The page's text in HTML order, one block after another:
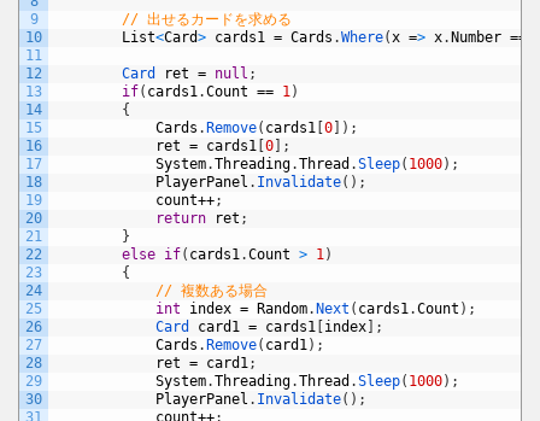
9
10
11
12
13
14
15
16
17
18
19
20
21
22
23
24
25
26
27
28
29
30
// 出せるカードを求める
List<Card> cards1 = Cards .Where(x => x. Number ==
Card ret = null ;
if( cards1.Count == 1)
{
Cards . Remove( cards1 0 ) ;
ret = cards1 0
;
System.Threading.Thread .Sleep( 1000) ;
PlayerPanel . Invalidate( ) ;
count++;
return
ret ;
}
else if( cards1.Count > 1)
{
// 複数ある場合
int
index = Random. Next ( cards1.Count ) ;
Card card1 = cards1 index
;
Cards . Remove( card1) ;
ret = card1;
System.Threading.Thread .Sleep( 1000) ;
PlayerPanel . Invalidate( ) ;